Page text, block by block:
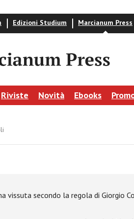
Edizioni Studium Marcianum Press
Riviste Novità Ebooks
vissuta secondo la regola di Giorgio